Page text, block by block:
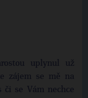
uplynul už
zájem se mě na
či se Vám nechce